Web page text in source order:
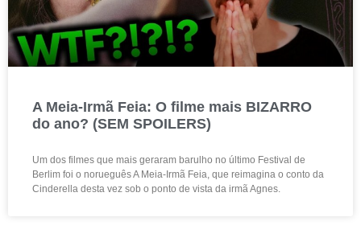
A Meia-Irmã Feia: O filme mais BIZARRO
do ano? (SEM SPOILERS)
Um dos filmes que mais geraram barulho no último Festival de
Berlim foi o norueguês A Meia-Irmã Feia, que reimagina o conto da
Cinderella desta vez sob o ponto de vista da irmã Agnes.